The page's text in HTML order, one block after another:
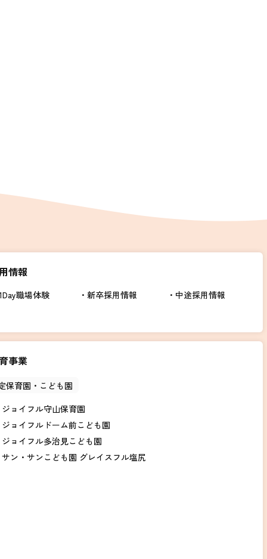
情報
職場体験 新卒採用情報 中途採用情報
事業
保育園・こども園
ジョイフル守山保育園
ジョイフルドーム前こども園
ジョイフル多治見こども園
サン・サンこども園 グレイスフル塩尻